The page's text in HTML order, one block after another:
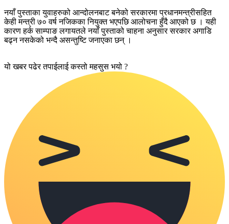
नयाँ पुस्ताका युवाहरुको आन्दोलनबाट बनेको सरकारमा प्रधानमन्त्रीसहित
केही मन्त्री ७० वर्ष नजिकका नियुक्त भएपछि आलोचना हुँदै आएको छ । यही
कारण हर्क साम्पाङ लगायतले नयाँ पुस्ताको चाहना अनुसार सरकार अगाडि
बढ्न नसकेको भन्दै असन्तुष्टि जनाएका छन् ।
यो खबर पढेर तपाईलाई कस्तो महसुस भयो ?